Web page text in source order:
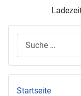
Startseite